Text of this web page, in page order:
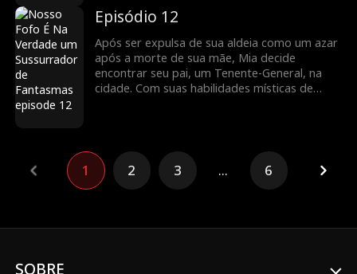
ajudando-os a enfrentar inúmeras crises.
Agora, a chance de mudar o destino de toda
a sua família está ao seu alcance.
Episódio 12
Após ser expulsa de sua aldeia como um azar
após a morte de sua mãe, Mia decide
encontrar seu pai, um Tenente-General, na
cidade. Com suas habilidades místicas de
Agora, a chance de mudar o destino de toda
a sua família está ao seu alcance.
1 2 3 ... 6
SOBRE